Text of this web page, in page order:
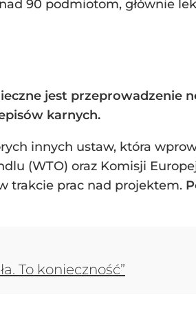
90 podmiotom, głównie
jest przeprowadzenie
karnych.
innych ustaw, która
(WTO) oraz Komisji
trakcie prac nad projektem.
To konieczność”